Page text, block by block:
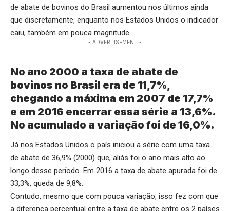
de abate de bovinos do Brasil aumentou nos últimos ainda
que discretamente, enquanto nos Estados Unidos o indicador
caiu, também em pouca magnitude.
- ADVERTISEMENT -
No ano 2000 a taxa de abate de
bovinos no Brasil era de 11,7%,
chegando a máxima em 2007 de 17,7%
e em 2016 encerrar essa série a 13,6%.
No acumulado a variação foi de 16,0%.
Já nos Estados Unidos o país iniciou a série com uma taxa
de abate de 36,9% (2000) que, aliás foi o ano mais alto ao
longo desse período. Em 2016 a taxa de abate apurada foi de
33,3%, queda de 9,8%.
Contudo, mesmo que com pouca variação, isso fez com que